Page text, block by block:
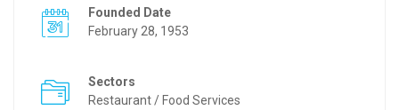
Founded Date
February 28, 1953
Sectors
Restaurant / Food Services